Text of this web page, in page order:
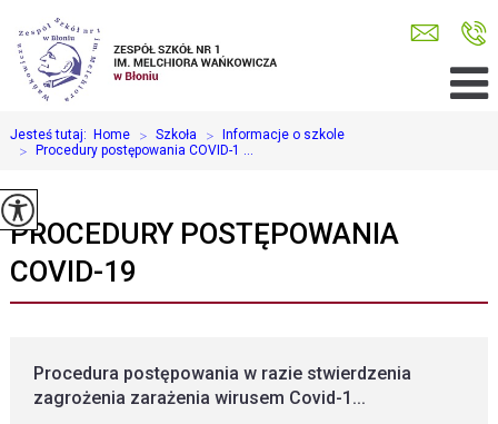
Jesteś tutaj: Home > Szkoła > Informacje o szkole
> Procedury postępowania COVID-1 ...
PROCEDURY POSTĘPOWANIA
COVID-19
Procedura postępowania w razie stwierdzenia
zagrożenia zarażenia wirusem Covid-1...